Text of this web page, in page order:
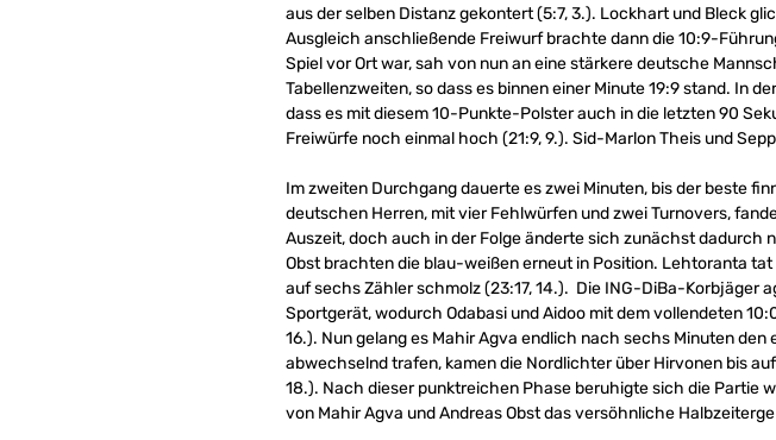
aus der selben Distanz gekontert (5:7, 3.). Lockhart und Bleck
Ausgleich anschließende Freiwurf brachte dann die 10:9-
Spiel vor Ort war, sah von nun an eine stärkere deutsche
Tabellenzweiten, so dass es binnen einer Minute 19:9 stand. In
dass es mit diesem 10-Punkte-Polster auch in die letzten 90
Freiwürfe noch einmal hoch (21:9, 9.). Sid-Marlon Theis und
Im zweiten Durchgang dauerte es zwei Minuten, bis der beste
deutschen Herren, mit vier Fehlwürfen und zwei Turnovers,
Auszeit, doch auch in der Folge änderte sich zunächst dadurch
Obst brachten die blau-weißen erneut in Position. Lehtoranta
auf sechs Zähler schmolz (23:17, 14.). Die ING-DiBa-
Sportgerät, wodurch Odabasi und Aidoo mit dem vollendeten
16.). Nun gelang es Mahir Agva endlich nach sechs Minuten
abwechselnd trafen, kamen die Nordlichter über Hirvonen bis
18.). Nach dieser punktreichen Phase beruhigte sich die Partie
von Mahir Agva und Andreas Obst das versöhnliche